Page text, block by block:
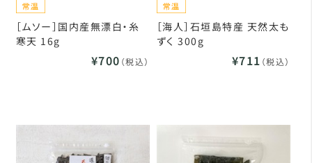
［ムソー］国内産無漂白・糸
寒天 16g
¥700 （税込）
［海人］石垣島特産 天然太も
ずく 300g
¥711 （税込）